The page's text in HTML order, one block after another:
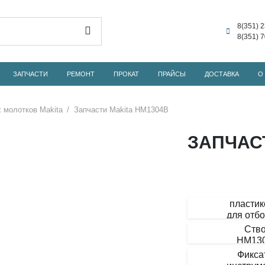
8(351)
8(351)
ЗАПЧАСТИ РЕМОНТ ПРОКАТ ПРАЙСЫ ДОСТАВКА О
молотков Makita / Запчасти Makita HM1304B
для